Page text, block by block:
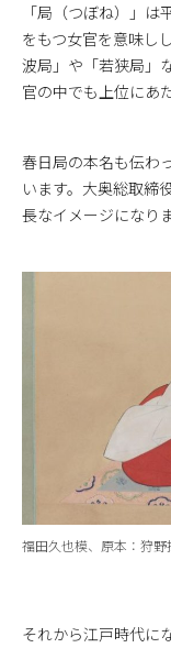
「局（つぼね）」
をもつ女官を意味し
波局」や「若狭局」
官の中でも上位にあ
春日局の本名も伝わ
います。大奥総取締
長なイメージになり
福田久也模、原本：狩
それから江戸時代に